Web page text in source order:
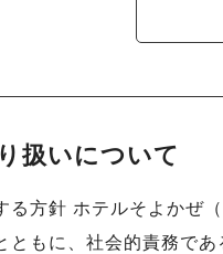
扱いについて
る方針 ホテルそよかぜ
ともに、社会的責務で